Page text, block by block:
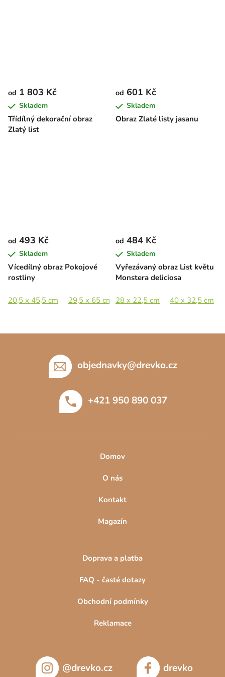
Třídílný dekorační obraz
Zlatý list
od 1 803 Kč
Skladem
Obraz Zlaté listy jasanu
od 601 Kč
Skladem
Vícedílný obraz Pokojové
rostliny
od 493 Kč
Skladem
20,5 x 45,5 cm 29,5 x 65 cm 40,5 x 89 cm 60,5 x 133 cm
Vyřezávaný obraz List květu
Monstera deliciosa
od 484 Kč
Skladem
28 x 22,5 cm 40 x 32,5 cm
objednavky@drevko.cz
+421 950 890 037
Domov
O nás
Kontakt
Magazín
Doprava a platba
FAQ - časté dotazy
Obchodní podmínky
Reklamace
@drevko.cz drevko